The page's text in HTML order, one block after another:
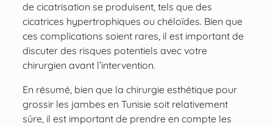
de cicatrisation se produisent, tels que des
cicatrices hypertrophiques ou chéloïdes. Bien que
ces complications soient rares, il est important de
discuter des risques potentiels avec votre
chirurgien avant l’intervention.
En résumé, bien que la chirurgie esthétique pour
grossir les jambes en Tunisie soit relativement
sûre, il est important de prendre en compte les